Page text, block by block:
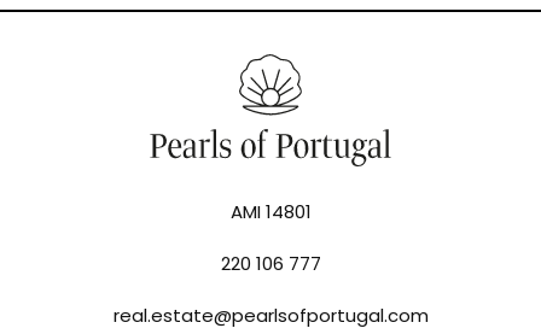
AMI 14801
220 106 777
real.estate@pearlsofportugal.com